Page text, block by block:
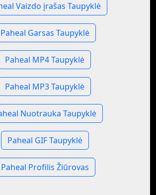
Vaizdo įrašas Taupyklė
Paheal Garsas Taupyklė
Paheal MP4 Taupyklė
Paheal MP3 Taupyklė
Nuotrauka Taupyklė
Paheal GIF Taupyklė
Paheal Profilis Žiūrovas